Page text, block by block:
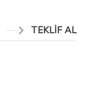
TEKLİF AL